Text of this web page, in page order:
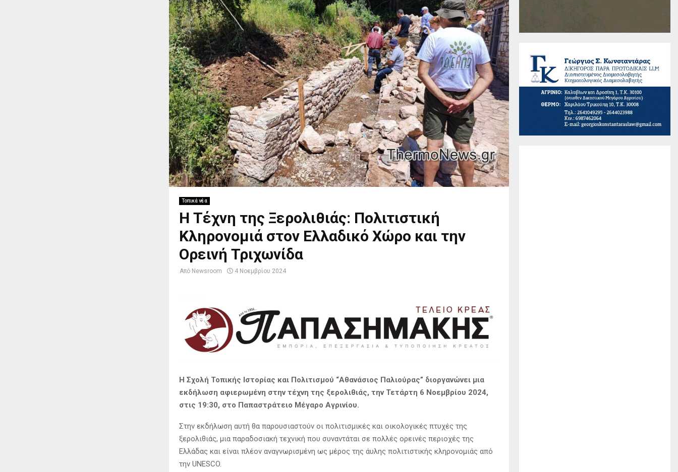
Τοπικά νέα
Η Τέχνη της Ξερολιθιάς: Πολιτιστική
Κληρονομιά στον Ελλαδικό Χώρο και την
Ορεινή Τριχωνίδα
Από Newsroom 4 Νοεμβρίου 2024
Η Σχολή Τοπικής Ιστορίας και Πολιτισμού “Αθανάσιος Παλιούρας” διοργανώνει μια
εκδήλωση αφιερωμένη στην τέχνη της ξερολιθιάς, την Τετάρτη 6 Νοεμβρίου 2024,
στις 19:30, στο Παπαστράτειο Μέγαρο Αγρινίου.
Στην εκδήλωση αυτή θα παρουσιαστούν οι πολιτισμικές και οικολογικές πτυχές της
ξερολιθιάς, μια παραδοσιακή τεχνική που συναντάται σε πολλές ορεινές περιοχές της
Ελλάδας και είναι πλέον αναγνωρισμένη ως μέρος της άυλης πολιτιστικής κληρονομιάς από
την UNESCO.